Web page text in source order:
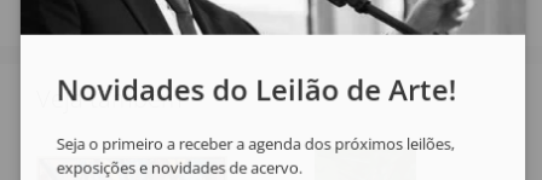
Veja também
Novidades do Leilão de Arte!
Seja o primeiro a receber a agenda dos próximos leilões,
exposições e novidades de acervo.